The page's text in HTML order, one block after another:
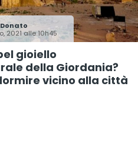
2021 alle 10h45
gioiello
della Giordania?
vicino alla città